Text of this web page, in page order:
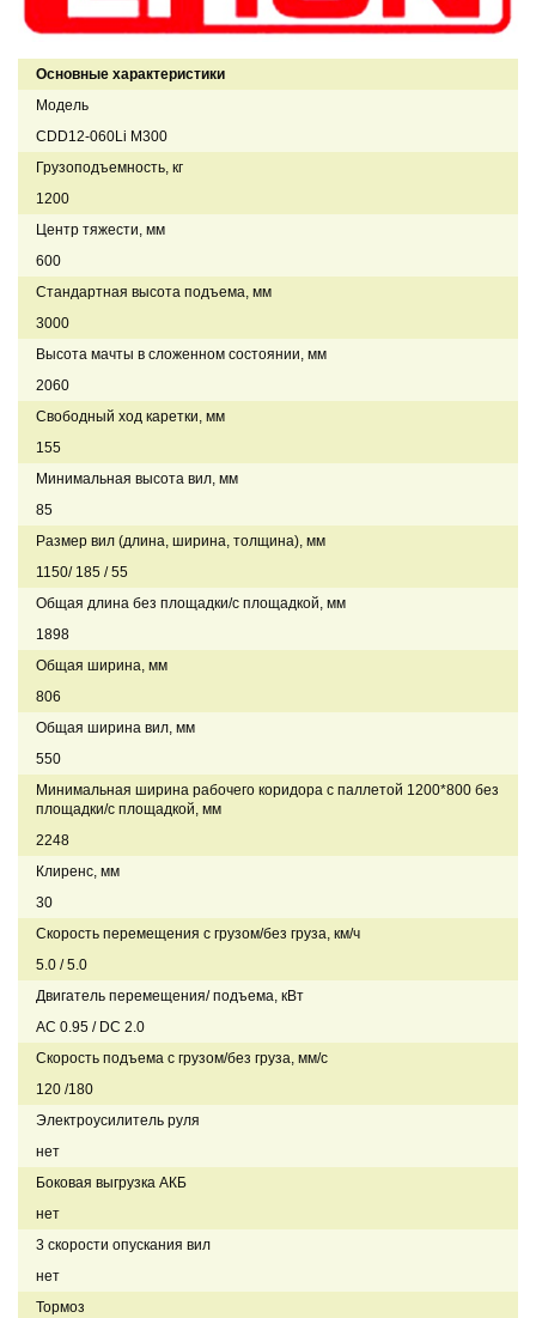
Основные характеристики
Модель
CDD12-060Li M300
Грузоподъемность, кг
1200
Центр тяжести, мм
600
Стандартная высота подъема, мм
3000
Высота мачты в сложенном состоянии, мм
2060
Свободный ход каретки, мм
155
Минимальная высота вил, мм
85
Размер вил (длина, ширина, толщина), мм
1150/ 185 / 55
Общая длина без площадки/с площадкой, мм
1898
Общая ширина, мм
806
Общая ширина вил, мм
550
Минимальная ширина рабочего коридора с паллетой 1200*800 без
площадки/с площадкой, мм
2248
Клиренс, мм
30
Скорость перемещения с грузом/без груза, км/ч
5.0 / 5.0
Двигатель перемещения/ подъема, кВт
AC 0.95 / DC 2.0
Скорость подъема с грузом/без груза, мм/с
120 /180
Электроусилитель руля
нет
Боковая выгрузка АКБ
нет
3 скорости опускания вил
нет
Тормоз